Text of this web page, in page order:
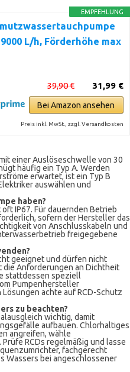
EMPFEHLUNG
9000 L/h, Förderhöhe max
31,99 €
39,90 €
Bei Amazon ansehen
Preis inkl. MwSt., zzgl. Versandkosten
einer Auslöseschwelle von 30
häufig ein Typ A. Werden
erwartet, ist ein Typ B
auswählen und
haben?
IP67. Für dauernden Betrieb
sofern der Hersteller das
von Anschlusskabeln und
freigegebene
geeignet und dürfen nicht
Anforderungen an Dichtheit
stattdessen speziell
Pumpenhersteller
achte auf RCD-Schutz
zu beachten?
wichtig, damit
aufbauen. Chlorhaltiges
angreifen, wähle
RCDs regelmäßig und lasse
fachgerecht
Wassers bei angeschlossener